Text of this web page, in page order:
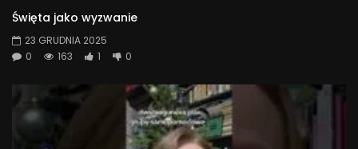
Święta jako wyzwanie
23 GRUDNIA 2025
0
163 1 0